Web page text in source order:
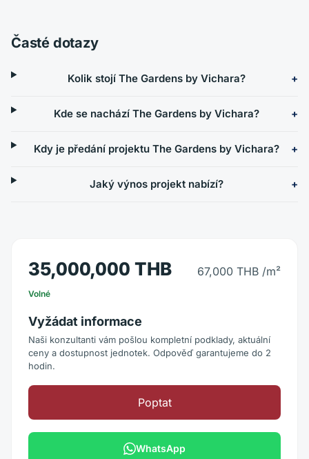
Časté dotazy
Kolik stojí The Gardens by Vichara?
Kde se nachází The Gardens by Vichara?
Kdy je předání projektu The Gardens by Vichara?
Jaký výnos projekt nabízí?
35,000,000 THB 67,000 THB /m²
Volné
Vyžádat informace
Naši konzultanti vám pošlou kompletní podklady, aktuální
ceny a dostupnost jednotek. Odpověď garantujeme do 2
hodin.
Poptat
WhatsApp